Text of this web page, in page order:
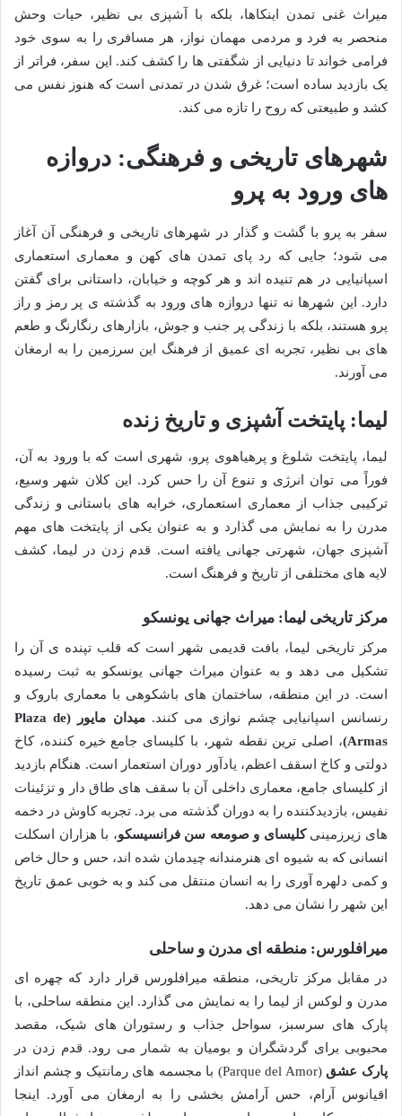
میراث غنی تمدن اینکاها، بلکه با آشپزی بی نظیر، حیات وحش
منحصر به فرد و مردمی مهمان نواز، هر مسافری را به سوی خود
فرامی خواند تا دنیایی از شگفتی ها را کشف کند. این سفر، فراتر از
یک بازدید ساده است؛ غرق شدن در تمدنی است که هنوز نفس می
کشد و طبیعتی که روح را تازه می کند.
شهرهای تاریخی و فرهنگی: دروازه
های ورود به پرو
سفر به پرو با گشت و گذار در شهرهای تاریخی و فرهنگی آن آغاز
می شود؛ جایی که رد پای تمدن های کهن و معماری استعماری
اسپانیایی در هم تنیده اند و هر کوچه و خیابان، داستانی برای گفتن
دارد. این شهرها نه تنها دروازه های ورود به گذشته ی پر رمز و راز
پرو هستند، بلکه با زندگی پر جنب و جوش، بازارهای رنگارنگ و طعم
های بی نظیر، تجربه ای عمیق از فرهنگ این سرزمین را به ارمغان
می آورند.
لیما: پایتخت آشپزی و تاریخ زنده
لیما، پایتخت شلوغ و پرهیاهوی پرو، شهری است که با ورود به آن،
فوراً می توان انرژی و تنوع آن را حس کرد. این کلان شهر وسیع،
ترکیبی جذاب از معماری استعماری، خرابه های باستانی و زندگی
مدرن را به نمایش می گذارد و به عنوان یکی از پایتخت های مهم
آشپزی جهان، شهرتی جهانی یافته است. قدم زدن در لیما، کشف
لایه های مختلفی از تاریخ و فرهنگ است.
مرکز تاریخی لیما: میراث جهانی یونسکو
مرکز تاریخی لیما، بافت قدیمی شهر است که قلب تپنده ی آن را
تشکیل می دهد و به عنوان میراث جهانی یونسکو به ثبت رسیده
است. در این منطقه، ساختمان های باشکوهی با معماری باروک و
رنسانس اسپانیایی چشم نوازی می کنند.
میدان مایور (Plaza de
Armas) ، اصلی ترین نقطه شهر، با کلیسای جامع خیره کننده، کاخ
دولتی و کاخ اسقف اعظم، یادآور دوران استعمار است. هنگام بازدید
از کلیسای جامع، معماری داخلی آن با سقف های طاق دار و تزئینات
نفیس، بازدیدکننده را به دوران گذشته می برد. تجربه کاوش در دخمه
های زیرزمینیکلیسای و صومعه سن فرانسیسکو، با هزاران اسکلت
انسانی که به شیوه ای هنرمندانه چیدمان شده اند، حس و حال خاص
و کمی دلهره آوری را به انسان منتقل می کند و به خوبی عمق تاریخ
این شهر را نشان می دهد.
میرافلورس: منطقه ای مدرن و ساحلی
در مقابل مرکز تاریخی، منطقه میرافلورس قرار دارد که چهره ای
مدرن و لوکس از لیما را به نمایش می گذارد. این منطقه ساحلی، با
پارک های سرسبز، سواحل جذاب و رستوران های شیک، مقصد
محبوبی برای گردشگران و بومیان به شمار می رود. قدم زدن در
پارک عشق
(Parque del Amor) با مجسمه های رمانتیک و چشم انداز
اقیانوس آرام، حس آرامش بخشی را به ارمغان می آورد. اینجا